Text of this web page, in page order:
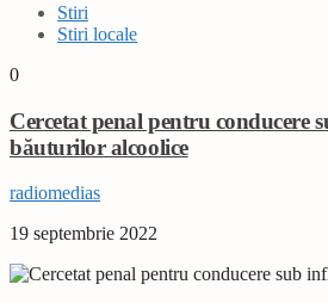
Stiri
Stiri locale
0
Cercetat penal pentru conducere
băuturilor alcoolice
radiomedias
19 septembrie 2022